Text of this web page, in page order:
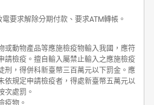
要求解除分期付款、要求ATM轉帳。
或動物產品等應施檢疫物輸入我國，應符
請檢疫。擅自輸入屬禁止輸入之應施檢疫
刑，得併科新臺幣三百萬元以下罰金。應
依規定申請檢疫者，得處新臺幣五萬元以
次處罰。
疫物。